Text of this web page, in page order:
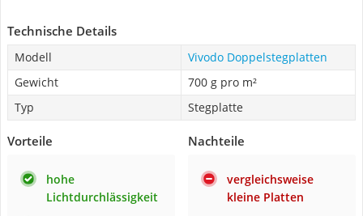
Technische Details
Modell
Vivodo Doppelstegplatten
Gewicht
700 g pro m²
Typ
Stegplatte
Vorteile
hohe
Lichtdurchlässigkeit
Nachteile
vergleichsweise
kleine Platten